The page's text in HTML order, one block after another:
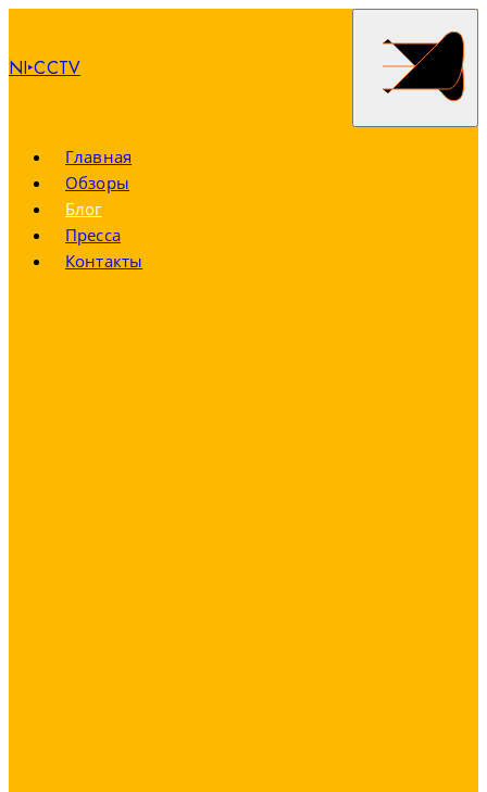
NI‣CCTV
Главная
Обзоры
Блог
Пресса
Контакты